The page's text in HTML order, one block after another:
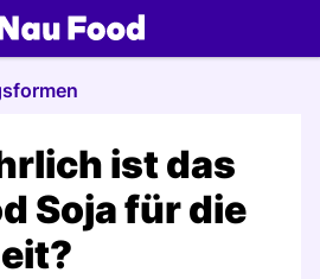
ist das
Soja für die